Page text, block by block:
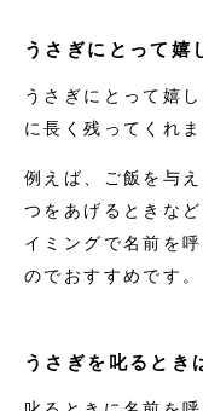
うさぎにとって嬉
うさぎにとって嬉
に長く残ってくれま
例えば、ご飯を与
つをあげるときな
イミングで名前を
のでおすすめです。
うさぎを叱るとき